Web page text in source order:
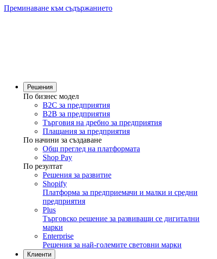
Преминаване към съдържанието
Решения
По бизнес модел
B2C за предприятия
B2B за предприятия
Търговия на дребно за предприятия
Плащания за предприятия
По начини за създаване
Общ преглед на платформата
Shop Pay
По резултат
Решения за развитие
Shopify
Платформа за предприемачи и малки и средни
предприятия
Plus
Търговско решение за развиващи се дигитални
марки
Enterprise
Решения за най-големите световни марки
Клиенти